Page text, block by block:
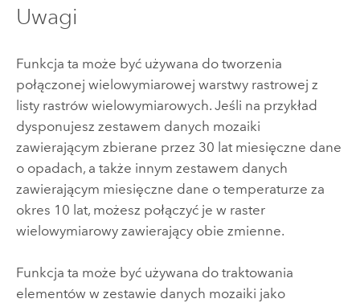
Uwagi
Funkcja ta może być używana do tworzenia
połączonej wielowymiarowej warstwy rastrowej z
listy rastrów wielowymiarowych. Jeśli na przykład
dysponujesz zestawem danych mozaiki
zawierającym zbierane przez 30 lat miesięczne dane
o opadach, a także innym zestawem danych
zawierającym miesięczne dane o temperaturze za
okres 10 lat, możesz połączyć je w raster
wielowymiarowy zawierający obie zmienne.
Funkcja ta może być używana do traktowania
elementów w zestawie danych mozaiki jako